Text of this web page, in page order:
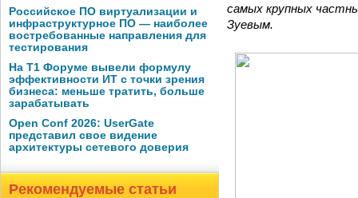
Российское ПО виртуализации и
инфраструктурное ПО — наиболее
востребованные направления для
тестирования
На Т1 Форуме вывели формулу
эффективности ИТ с точки зрения
бизнеса: меньше тратить, больше
зарабатывать
Open Conf 2026: UserGate
представил свое видение
архитектуры сетевого доверия
Рекомендуемые статьи
самых крупных
Зуевым.